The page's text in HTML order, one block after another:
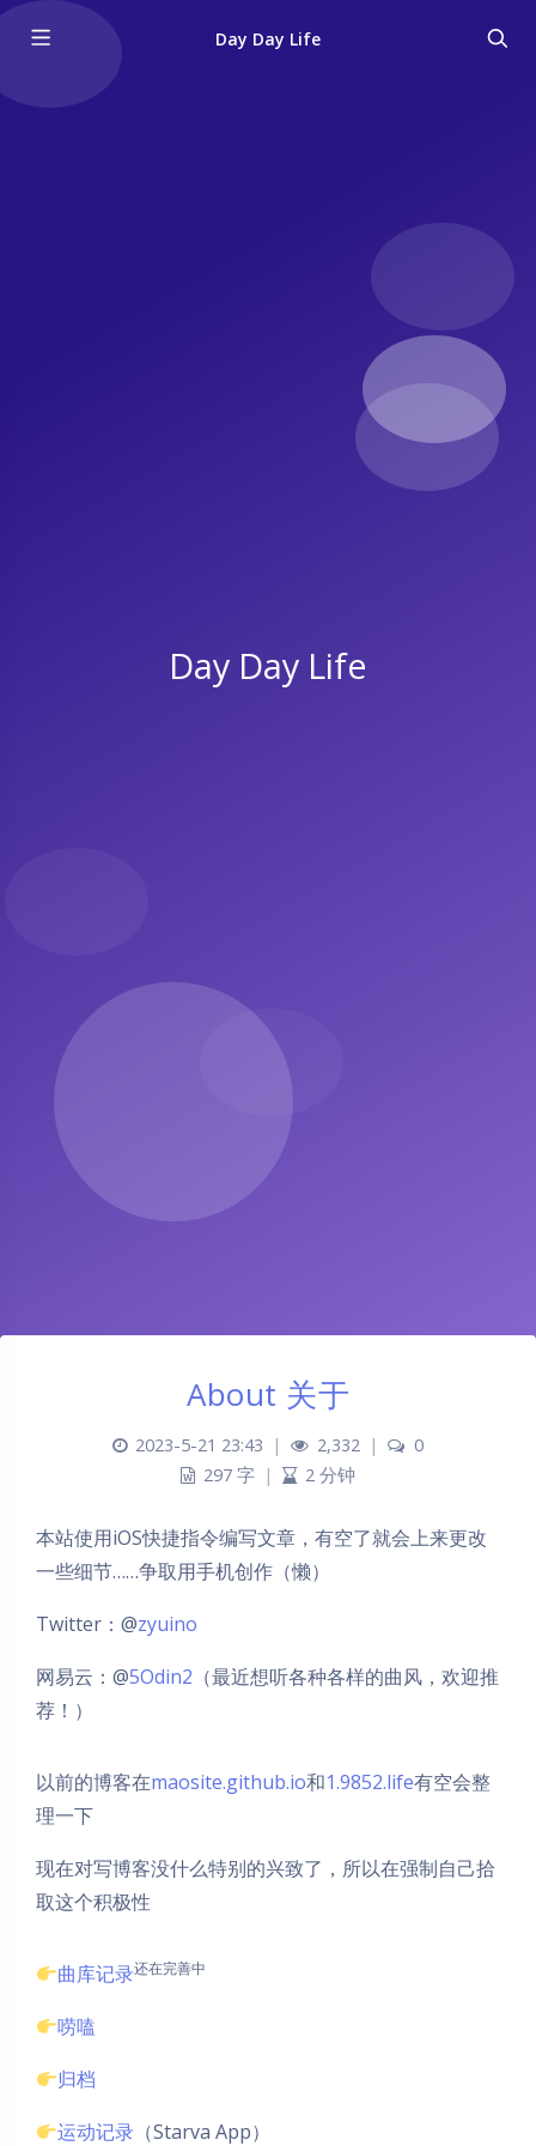
Day Day Life
Day Day Life
About 关于
2023-5-21 23:43 | 2,332 |
0
297 字 | 2 分钟
本站使用iOS快捷指令编写文章，有空了就会上来更改
一些细节……争取用手机创作（懒）
Twitter：@zyuino
网易云：@5Odin2 （最近想听各种各样的曲风，欢迎推
荐！）
以前的博客在maosite.github.io和1.9852.life有空会整
理一下
现在对写博客没什么特别的兴致了，所以在强制自己拾
取这个积极性
曲库记录还在完善中
唠嗑
归档
运动记录 （Starva App）